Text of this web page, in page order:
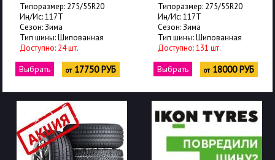
Типоразмер: 275/55R20
Ин/Ис: 117T
Сезон: Зима
Тип шины: Шипованная
Доступно: 24 шт.
Выбрать от17750 РУБ
Типоразмер: 275/55R20
Ин/Ис: 117T
Сезон: Зима
Тип шины: Шипованная
Доступно: 131 шт.
Выбрать от18000 РУБ